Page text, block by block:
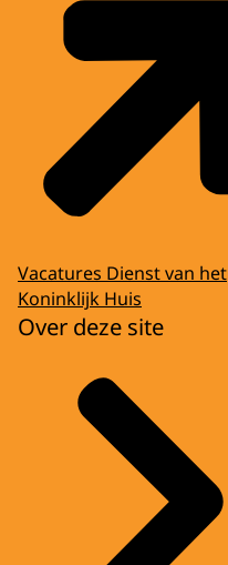
Vacatures Dienst van het
Koninklijk Huis
Over deze site